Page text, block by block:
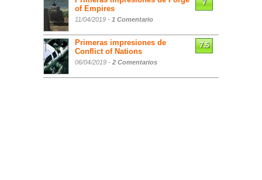
of Empires
11/04/2019 - 1 Comentario
7
Primeras impresiones de
Conflict of Nations
06/04/2019 - 2 Comentarios
7.5